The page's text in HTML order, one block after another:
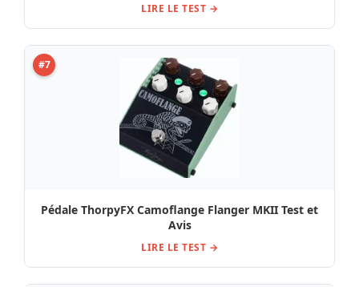
LIRE LE TEST →
#7
Pédale ThorpyFX Camoflange Flanger MKII Test et
Avis
LIRE LE TEST →